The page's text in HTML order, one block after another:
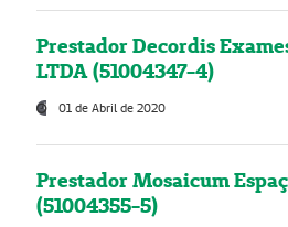
Prestador Decordis
LTDA (51004347-4)
01 de Abril de 2020
Prestador Mosaicum
(51004355-5)